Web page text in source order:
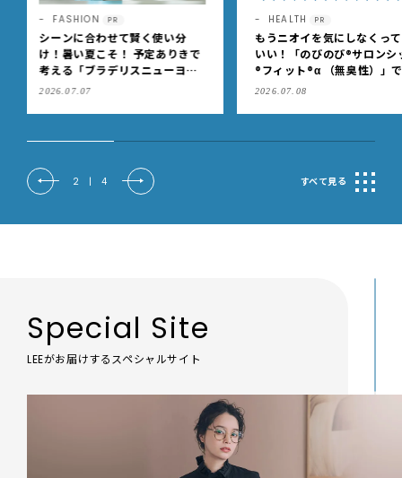
HEALTH PR
もうニオイを気にしなくっても
いい！「のびのび®サロンシップ
®フィット®α （無臭性）」で、
肩こりや足腰のダルさを出先で
2026.07.08
HEALTH PR
入学、思春期などの節目に
どもの「アトピー性皮膚炎
治療を見直しませんか？
2026.08.03
2 | 4 すべて見る
Special Site
LEEがお届けするスペシャルサイト